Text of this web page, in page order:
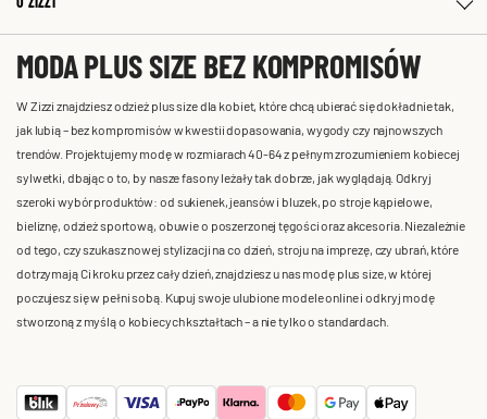
MODA PLUS SIZE BEZ KOMPROMISÓW
W Zizzi znajdziesz odzież plus size dla kobiet, które chcą ubierać się dokładnie tak,
jak lubią – bez kompromisów w kwestii dopasowania, wygody czy najnowszych
trendów. Projektujemy modę w rozmiarach 40-64 z pełnym zrozumieniem kobiecej
sylwetki, dbając o to, by nasze fasony leżały tak dobrze, jak wyglądają. Odkryj
szeroki wybór produktów: od sukienek, jeansów i bluzek, po stroje kąpielowe,
bieliznę, odzież sportową, obuwie o poszerzonej tęgości oraz akcesoria. Niezależnie
od tego, czy szukasz nowej stylizacji na co dzień, stroju na imprezę, czy ubrań, które
dotrzymają Ci kroku przez cały dzień, znajdziesz u nas modę plus size, w której
poczujesz się w pełni sobą. Kupuj swoje ulubione modele online i odkryj modę
stworzoną z myślą o kobiecych kształtach – a nie tylko o standardach.